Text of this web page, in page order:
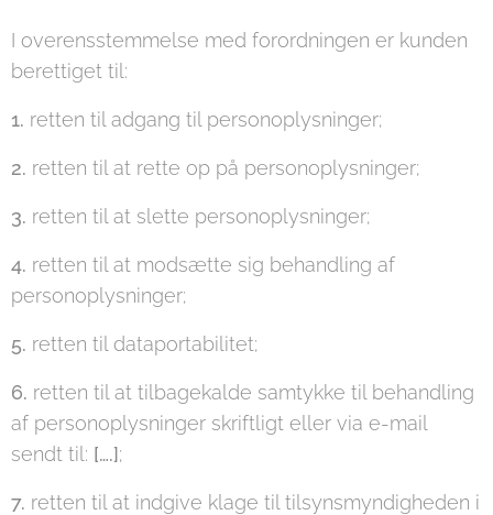
I overensstemmelse med forordningen er kunden
berettiget til:
1. retten til adgang til personoplysninger;
2. retten til at rette op på personoplysninger;
3. retten til at slette personoplysninger;
4. retten til at modsætte sig behandling af
personoplysninger;
5. retten til dataportabilitet;
6. retten til at tilbagekalde samtykke til behandling
af personoplysninger skriftligt eller via e-mail
sendt til: [….];
7. retten til at indgive klage til tilsynsmyndigheden i